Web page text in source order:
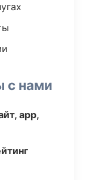
с нами
app,